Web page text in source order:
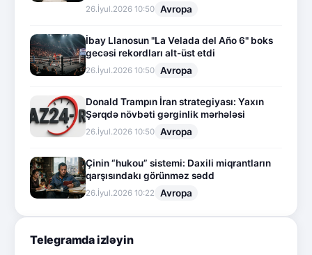
26.İyul.2026 10:50 Avropa
İbay Llanosun "La Velada del Año 6" boks
gecəsi rekordları alt-üst etdi
26.İyul.2026 10:50 Avropa
Donald Trampın İran strategiyası: Yaxın
Şərqdə növbəti gərginlik mərhələsi
26.İyul.2026 10:50 Avropa
Çinin “hukou” sistemi: Daxili miqrantların
qarşısındakı görünməz sədd
26.İyul.2026 10:22 Avropa
Telegramda izləyin